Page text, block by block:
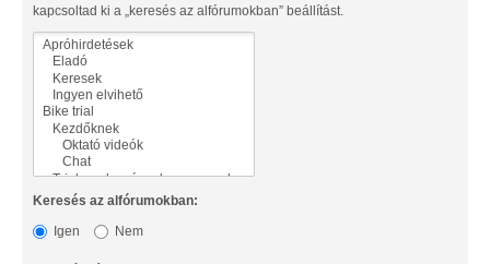
kapcsoltad ki a „keresés az alfórumokban” beállítást.
Keresés az alfórumokban:
Igen
Nem